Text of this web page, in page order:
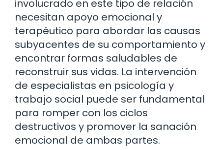
involucrado en este tipo de relación
necesitan apoyo emocional y
terapéutico para abordar las causas
subyacentes de su comportamiento y
encontrar formas saludables de
reconstruir sus vidas. La intervención
de especialistas en psicología y
trabajo social puede ser fundamental
para romper con los ciclos
destructivos y promover la sanación
emocional de ambas partes.